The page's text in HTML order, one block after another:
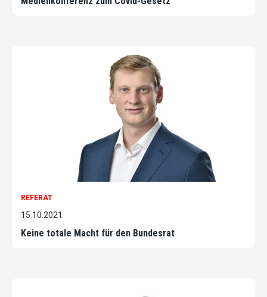
REFERAT
15.10.2021
Keine totale Macht für den Bundesrat